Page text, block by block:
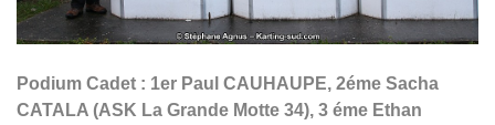
Podium Cadet : 1er Paul CAUHAUPE, 2éme Sacha
CATALA (ASK La Grande Motte 34), 3 éme Ethan